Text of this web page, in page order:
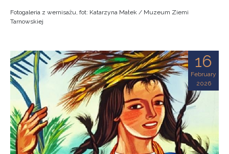
Fotogaleria z wernisażu, fot: Katarzyna Małek / Muzeum Ziemi
Tarnowskiej
16
February
2026